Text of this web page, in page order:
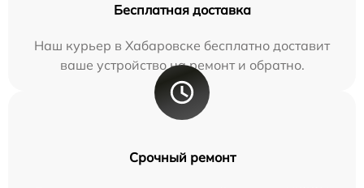
Бесплатная доставка
Наш курьер в Хабаровске бесплатно доставит
ваше устройство на ремонт и обратно.
Срочный ремонт